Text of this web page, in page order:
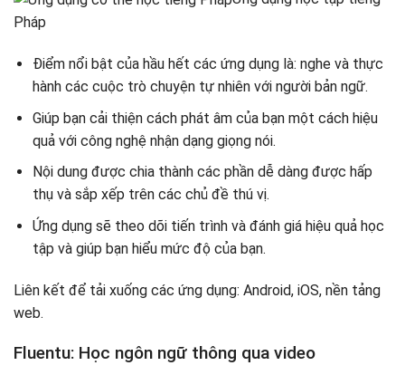
Pháp
Điểm nổi bật của hầu hết các ứng dụng là: nghe và thực
hành các cuộc trò chuyện tự nhiên với người bản ngữ.
Giúp bạn cải thiện cách phát âm của bạn một cách hiệu
quả với công nghệ nhận dạng giọng nói.
Nội dung được chia thành các phần dễ dàng được hấp
thụ và sắp xếp trên các chủ đề thú vị.
Ứng dụng sẽ theo dõi tiến trình và đánh giá hiệu quả học
tập và giúp bạn hiểu mức độ của bạn.
Liên kết để tải xuống các ứng dụng: Android, iOS, nền tảng
web.
Fluentu: Học ngôn ngữ thông qua video